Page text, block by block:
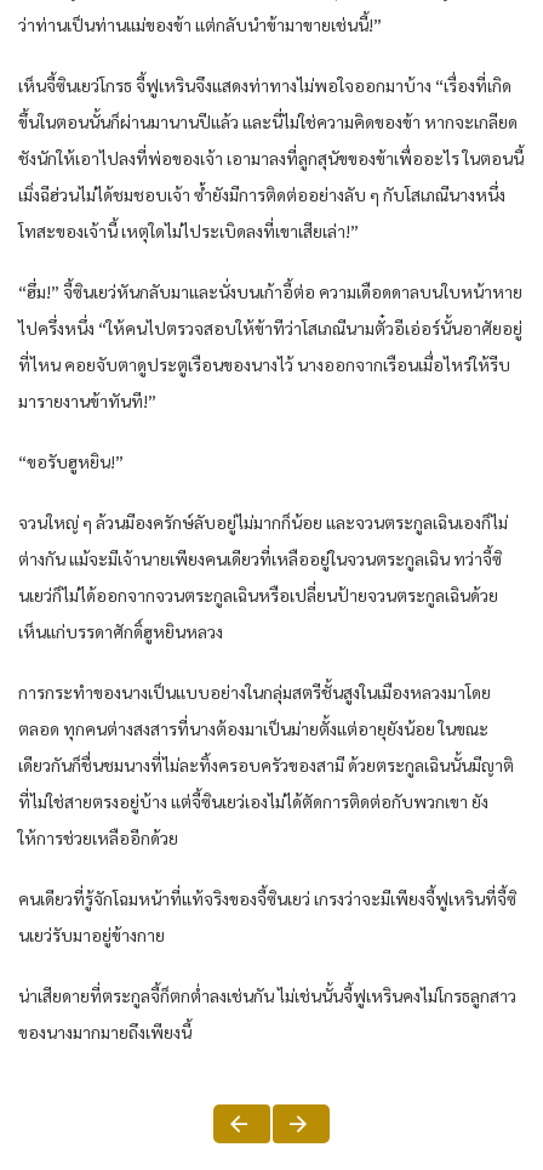
ว่าท่านเป็นท่านแม่ของข้า แต่กลับนำข้ามาขายเช่นนี้!”
เห็นจี้ซินเยว่โกรธ จี้ฟูเหรินจึงแสดงท่าทางไม่พอใจออกมาบ้าง “เรื่องที่เกิด
ขึ้นในตอนนั้นก็ผ่านมานานปีแล้ว และนี่ไม่ใช่ความคิดของข้า หากจะเกลียด
ชังนักให้เอาไปลงที่พ่อของเจ้า เอามาลงที่ลูกสุนัขของข้าเพื่ออะไร ในตอนนี้
เมิ่งฉีฮ่วนไม่ได้ชมชอบเจ้า ซ้ำยังมีการติดต่ออย่างลับ ๆ กับโสเภณีนางหนึ่ง
โทสะของเจ้านี้ เหตุใดไม่ไประเบิดลงที่เขาเสียเล่า!”​
“ฮึ่ม!” จี้ซินเยว่หันกลับมาและนั่งบนเก้าอี้ต่อ ความเดือดดาลบนใบหน้าหาย
ไปครึ่งหนึ่ง “ให้คนไปตรวจสอบให้ข้าทีว่าโสเภณีนามตั๋วอีเอ่อร์นั้นอาศัยอยู่
ที่ไหน คอยจับตาดูประตูเรือนของนางไว้ นางออกจากเรือนเมื่อไหร่ให้รีบ
มารายงานข้าทันที!”
“ขอรับฮูหยิน!”
จวนใหญ่ ๆ ล้วนมีองครักษ์ลับอยู่ไม่มากก็น้อย และจวนตระกูลเฉินเองก็ไม่
ต่างกัน แม้จะมีเจ้านายเพียงคนเดียวที่เหลืออยู่ในจวนตระกูลเฉิน ทว่าจี้ซิ
นเยว่ก็ไม่ได้ออกจากจวนตระกูลเฉินหรือเปลี่ยนป้ายจวนตระกูลเฉินด้วย
เห็นแก่บรรดาศักดิ์ฮูหยินหลวง
การกระทำของนางเป็นแบบอย่างในกลุ่มสตรีชั้นสูงในเมืองหลวงมาโดย
ตลอด ทุกคนต่างสงสารที่นางต้องมาเป็นม่ายตั้งแต่อายุยังน้อย ในขณะ
เดียวกันก็ชื่นชมนางที่ไม่ละทิ้งครอบครัวของสามี ด้วยตระกูลเฉินนั้นมีญาติ
ที่ไม่ใช่สายตรงอยู่บ้าง แต่จี้ซินเยว่เองไม่ได้ตัดการติดต่อกับพวกเขา ยัง
ให้การช่วยเหลืออีกด้วย​
คนเดียวที่รู้จักโฉมหน้าที่แท้จริงของจี้ซินเยว่ เกรงว่าจะมีเพียงจี้ฟูเหรินที่จี้ซิ
นเยว่รับมาอยู่ข้างกาย
น่าเสียดายที่ตระกูลจี้ก็ตกต่ำลงเช่นกัน ไม่เช่นนั้นจี้ฟูเหรินคงไม่โกรธลูกสาว
ของนางมากมายถึงเพียงนี้